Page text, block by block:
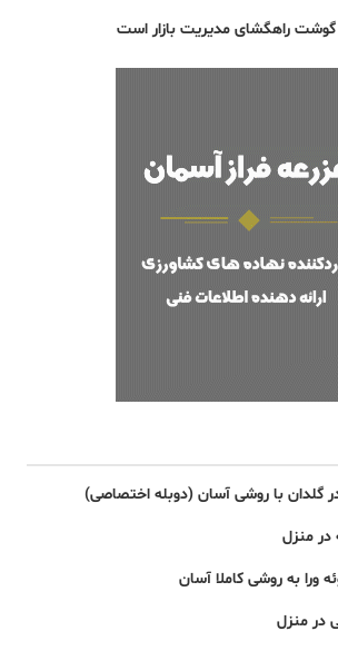
گوشت راهگشای مدیریت بازار است
گلدان با روشی آسان (دوبله اختصاصی)
منزل
ورا به روشی کاملا آسان
در منزل